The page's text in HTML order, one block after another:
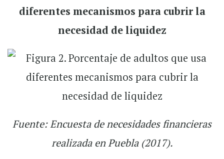
diferentes mecanismos para cubrir la
necesidad de liquidez
Fuente: Encuesta de necesidades financieras
realizada en Puebla (2017).